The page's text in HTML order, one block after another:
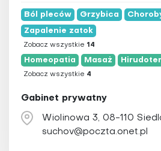
Ból pleców Grzybica
Zapalenie zatok
Zobacz wszystkie 14
Homeopatia Masaż
Zobacz wszystkie 4
Gabinet prywatny
Wiolinowa 3, 08-110
suchov@poczta.onet.pl